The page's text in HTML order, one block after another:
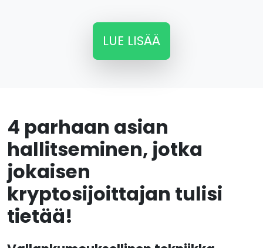
LUE LISÄÄ
4 parhaan asian
hallitseminen, jotka
jokaisen
kryptosijoittajan tulisi
tietää!